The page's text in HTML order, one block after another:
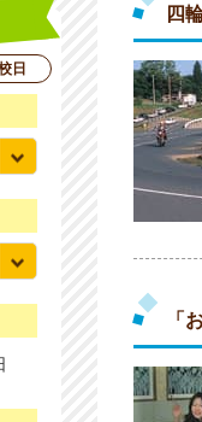
四
「
日